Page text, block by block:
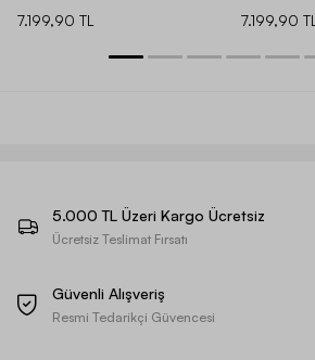
7.199,90 TL 7.199,90 TL
5.000 TL Üzeri Kargo Ücretsiz
Ücretsiz Teslimat Fırsatı
Güvenli Alışveriş
Resmi Tedarikçi Güvencesi